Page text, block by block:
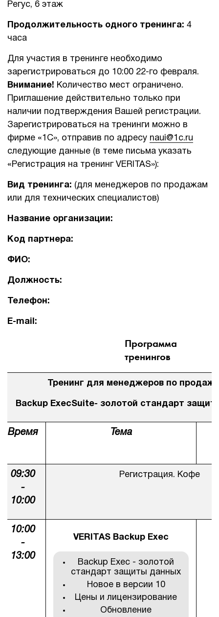
Регус, 6 этаж
Продолжительность одного тренинга: 4
часа
Для участия в тренинге необходимо
зарегистрироваться до 10:00 22-го февраля.
Внимание! Количество мест ограничено.
Приглашение действительно только при
наличии подтверждения Вашей регистрации.
Зарегистрироваться на тренинги можно в
фирме «1C», отправив по адресу naui@1c.ru
следующие данные (в теме письма указать
«Регистрация на тренинг VERITAS»):
Вид тренинга: (для менеджеров по продажам
или для технических специалистов)
Название организации:
Код партнера:
ФИО:
Должность:
Телефон:
E-mail :
Программа
тренингов
Тренинг для менеджеров по
Backup ExecSuite- золотой стандарт
Время
Тема
09:30
-
10:00
Регистрация. Кофе
10:00
-
13:00
VERITAS Backup Exec
Backup Exec - золотой
стандарт защиты данных
Новое в версии 10
Цены и лицензирование
Обновление